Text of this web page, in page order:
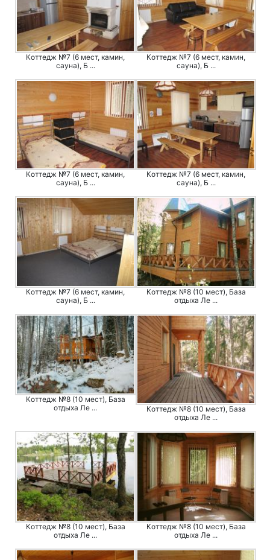
Коттедж №7 (6 мест, камин,
сауна), Б ...
Коттедж №7 (6 мест, камин,
сауна), Б ...
Коттедж №7 (6 мест, камин,
сауна), Б ...
Коттедж №7 (6 мест, камин,
сауна), Б ...
Коттедж №7 (6 мест, камин,
сауна), Б ...
Коттедж №8 (10 мест), База
отдыха Ле ...
Коттедж №8 (10 мест), База
отдыха Ле ...
Коттедж №8 (10 мест), База
отдыха Ле ...
Коттедж №8 (10 мест), База
отдыха Ле ...
Коттедж №8 (10 мест), База
отдыха Ле ...